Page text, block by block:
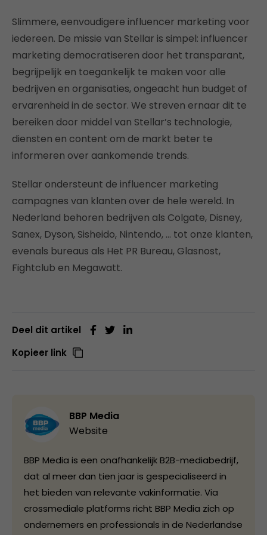
Slimmere, eenvoudigere influencer marketing voor
iedereen. De missie van Stellar is simpel: influencer
marketing democratiseren door het transparant,
begrijpelijk en toegankelijk te maken voor alle
bedrijven en organisaties, ongeacht hun budget of
ervarenheid in de sector. We streven ernaar dit te
bereiken door middel van Stellar’s technologie,
diensten en content om de markt beter te
informeren over aankomende trends.
Stellar ondersteunt de influencer marketing
campagnes van klanten over de hele wereld. In
Nederland behoren bedrijven als Colgate, Disney,
Sanex, Dyson, Sisheido, Nintendo, … tot onze klanten,
evenals bureaus als Het PR Bureau, Glasnost,
Fightclub en Megawatt.
Deel dit artikel
Kopieer link
BBP Media
Website
BBP Media is een onafhankelijk B2B-mediabedrijf,
dat al meer dan tien jaar is gespecialiseerd in
het bieden van relevante vakinformatie. Via
crossmediale platforms richt BBP Media zich op
ondernemers en professionals in de Nederlandse